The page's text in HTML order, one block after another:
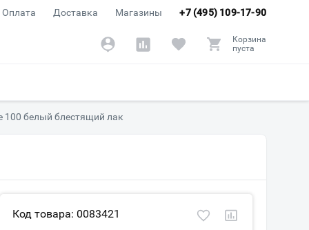
+7 (495) 109-17-90
Оплата Доставка Магазины
Корзина
пуста
100 белый блестящий лак
Код товара: 0083421